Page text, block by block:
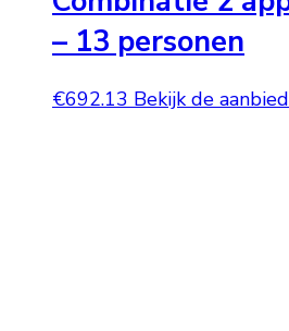
– 13 personen
€692.13 Bekijk de